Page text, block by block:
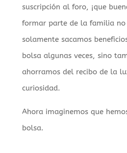
suscripción al foro, ¡que
formar parte de la familia no
solamente sacamos
bolsa algunas veces, sino
ahorramos del recibo de la
curiosidad.
Ahora imaginemos que
bolsa.